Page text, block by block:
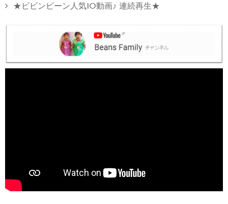
★ビビンビーン人気10動画♪ 連続再生★